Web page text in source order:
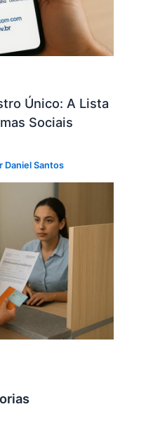
Único: A Lista
Sociais
Daniel Santos